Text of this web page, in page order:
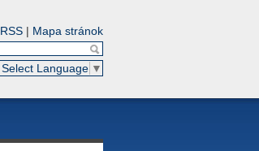
RSS | Mapa stránok
Select Language ▼